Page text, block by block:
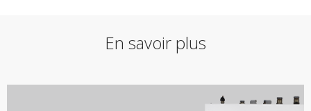
En savoir plus